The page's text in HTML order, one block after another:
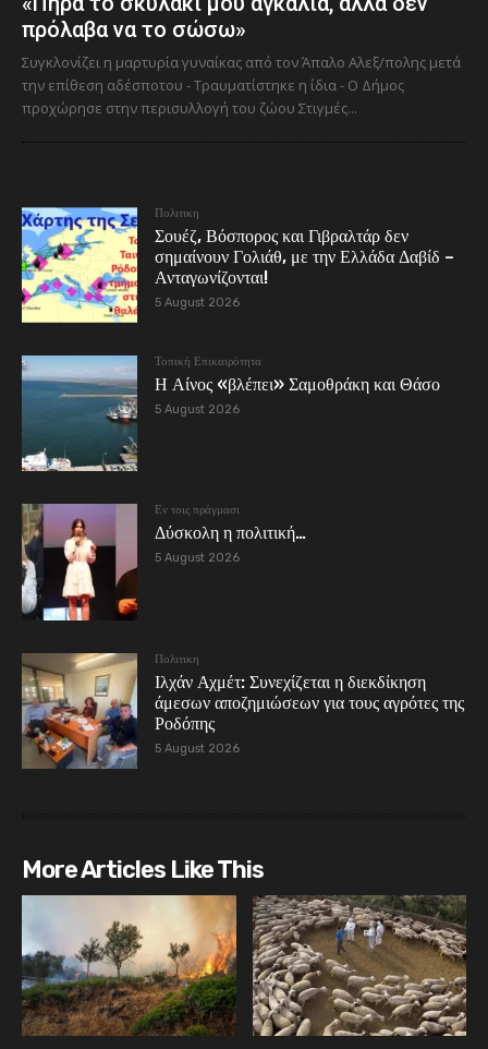
πρόλαβα να το σώσω»
Συγκλονίζει η μαρτυρία γυναίκας από τον Άπαλο Αλεξ/πολης μετά
την επίθεση αδέσποτου - Τραυματίστηκε η ίδια - Ο Δήμος
προχώρησε στην περισυλλογή του ζώου Στιγμές...
Πολιτικη
Σουέζ, Βόσπορος και Γιβραλτάρ δεν
σημαίνουν Γολιάθ, με την Ελλάδα Δαβίδ –
Ανταγωνίζονται!
5 August 2026
Τοπική Επικαιρότητα
Η Αίνος «βλέπει» Σαμοθράκη και Θάσο
5 August 2026
Εν τοις πράγμασι
Δύσκολη η πολιτική…
5 August 2026
Πολιτικη
Ιλχάν Αχμέτ: Συνεχίζεται η διεκδίκηση
άμεσων αποζημιώσεων για τους αγρότες της
Ροδόπης
5 August 2026
More Articles Like This